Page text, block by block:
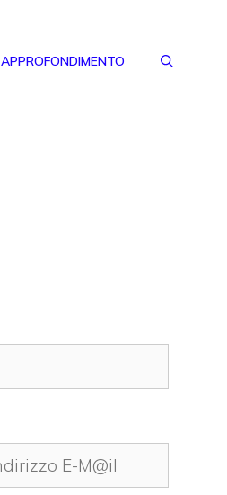
APPROFONDIMENTO